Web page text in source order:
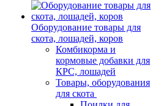
Оборудование товары для
скота, лошадей, коров
Комбикорма и
кормовые добавки для
КРС, лошадей
Товары, оборудования
для скота